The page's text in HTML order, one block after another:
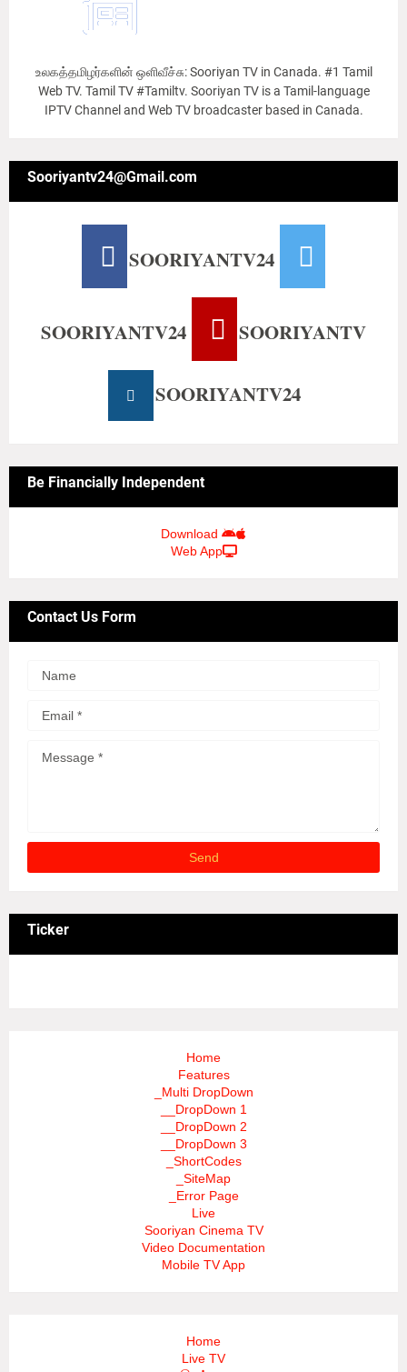
உலகத்தமிழர்களின் ஒளிவீச்சு: Sooriyan TV in Canada. #1 Tamil
Web TV. Tamil TV #Tamiltv. Sooriyan TV is a Tamil-language
IPTV Channel and Web TV broadcaster based in Canada.
Sooriyantv24@Gmail.com
SOORIYANTV24
SOORIYANTV24 SOORIYANTV
SOORIYANTV24
Be Financially Independent
Download
Web App
Contact Us Form
Ticker
Home
Features
_Multi DropDown
__DropDown 1
__DropDown 2
__DropDown 3
_ShortCodes
_SiteMap
_Error Page
Live
Sooriyan Cinema TV
Video Documentation
Mobile TV App
Home
Live TV